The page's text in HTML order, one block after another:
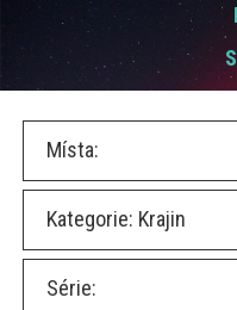
Místa:
Kategorie: Krajin
Série: